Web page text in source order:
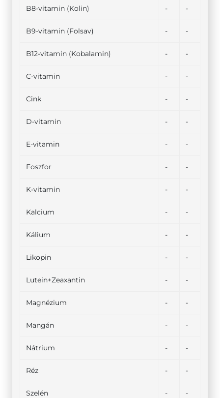
B8-vitamin (Kolin) - -
B9-vitamin (Folsav) - -
B12-vitamin (Kobalamin) - -
C-vitamin - -
Cink - -
D-vitamin - -
E-vitamin - -
Foszfor - -
K-vitamin - -
Kalcium - -
Kálium - -
Likopin - -
Lutein+Zeaxantin - -
Magnézium - -
Mangán - -
Nátrium - -
Réz - -
Szelén - -